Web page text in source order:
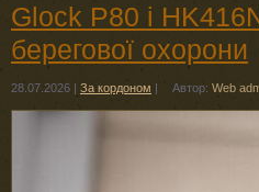
Glock P80 і
берегової охорони
28.07.2026 | За кордоном | Автор: Web